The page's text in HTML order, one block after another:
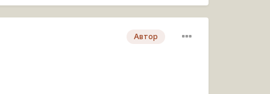
Автор